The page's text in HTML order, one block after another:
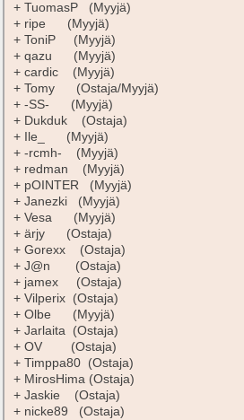
+ TuomasP (Myyjä)
+ ripe (Myyjä)
+ ToniP (Myyjä)
+ qazu (Myyjä)
+ cardic (Myyjä)
+ Tomy (Ostaja/Myyjä)
+ -SS- (Myyjä)
+ Dukduk (Ostaja)
+ Ile_ (Myyjä)
+ -rcmh- (Myyjä)
+ redman (Myyjä)
+ pOINTER (Myyjä)
+ Janezki (Myyjä)
+ Vesa (Myyjä)
+ ärjy (Ostaja)
+ Gorexx (Ostaja)
+ J@n (Ostaja)
+ jamex (Ostaja)
+ Vilperix (Ostaja)
+ Olbe (Myyjä)
+ Jarlaita (Ostaja)
+ OV (Ostaja)
+ Timppa80 (Ostaja)
+ MirosHima (Ostaja)
+ Jaskie (Ostaja)
+ nicke89 (Ostaja)